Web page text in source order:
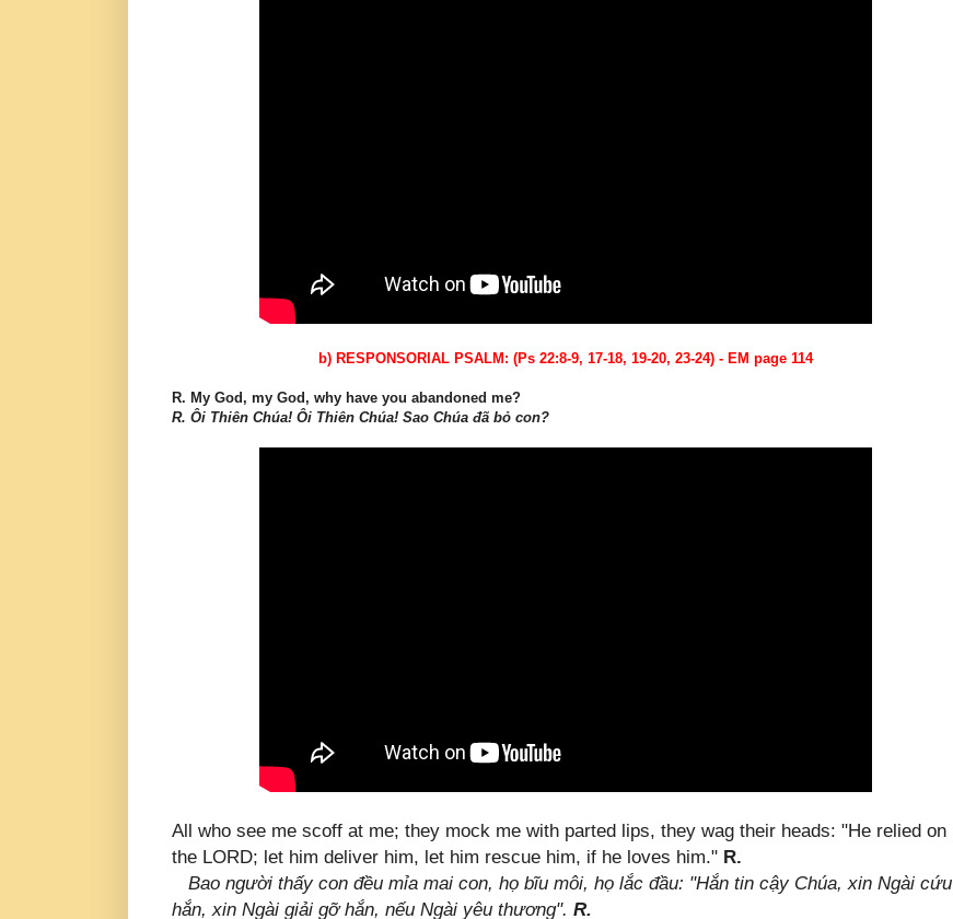
b) RESPONSORIAL PSALM: (Ps 22:8-9, 17-18, 19-20, 23-24) - EM page 114
R. My God, my God, why have you abandoned me?
R. Ôi Thiên Chúa! Ôi Thiên Chúa! Sao Chúa đã bỏ con?
All who see me scoff at me; they mock me with parted lips, they wag their heads: "He relied on
the LORD; let him deliver him, let him rescue him, if he loves him." R.
Bao người thấy con đều mỉa mai con, họ bĩu môi, họ lắc đầu: "Hắn tin cậy Chúa, xin Ngài cứu
hắn, xin Ngài giải gỡ hắn, nếu Ngài yêu thương". R.